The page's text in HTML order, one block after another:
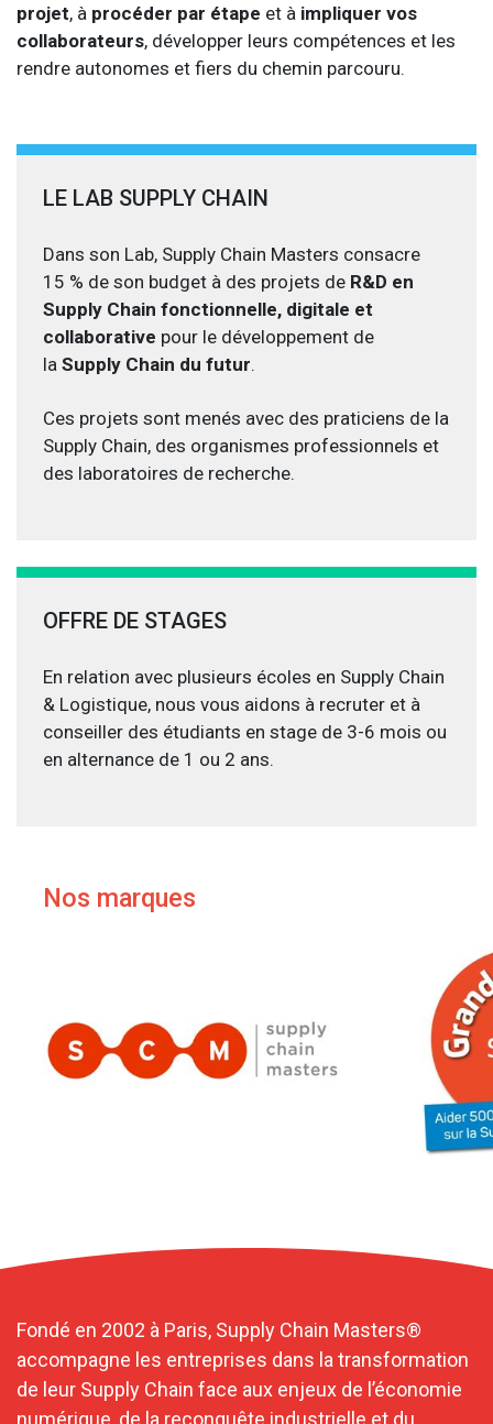
projet, à procéder par étape et à impliquer vos
collaborateurs, développer leurs compétences et les
rendre autonomes et fiers du chemin parcouru.
LE LAB SUPPLY CHAIN
Dans son Lab, Supply Chain Masters consacre
15 % de son budget à des projets de R&D en
Supply Chain fonctionnelle, digitale et
collaborative pour le développement de
la Supply Chain du futur.
Ces projets sont menés avec des praticiens de la
Supply Chain, des organismes professionnels et
des laboratoires de recherche.
OFFRE DE STAGES
En relation avec plusieurs écoles en Supply Chain
& Logistique, nous vous aidons à recruter et à
conseiller des étudiants en stage de 3-6 mois ou
en alternance de 1 ou 2 ans.
Nos marques
Fondé en 2002 à Paris, Supply Chain Masters®
accompagne les entreprises dans la transformation
de leur Supply Chain face aux enjeux de l’économie
numérique, de la reconquête industrielle et du